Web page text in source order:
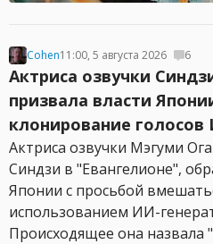
Cohen11:00, 5 августа 2026 6
Актриса озвучки
призвала власти
клонирование голосов
Актриса озвучки Мэгуми
Синдзи в "Евангелионе",
Японии с просьбой
использованием ИИ-
Происходящее она